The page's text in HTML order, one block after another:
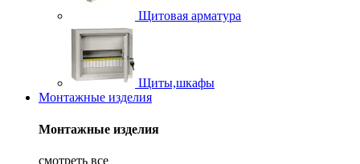
Щитовая арматура
Щиты,шкафы
Монтажные изделия
Монтажные изделия
смотреть все